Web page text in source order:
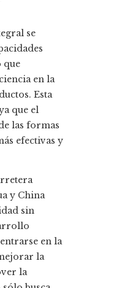
se
que
en la
Esta
que el
las formas
efectivas y
y China
sin
en la
la
la